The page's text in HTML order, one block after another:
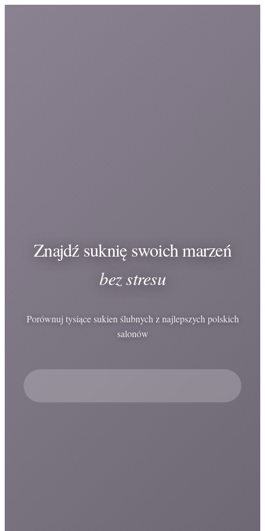
Znajdź suknię swoich marzeń
bez stresu
Porównuj tysiące sukien ślubnych z najlepszych polskich
salonów